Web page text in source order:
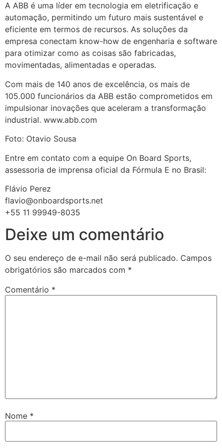
A ABB é uma líder em tecnologia em eletrificação e
automação, permitindo um futuro mais sustentável e
eficiente em termos de recursos. As soluções da
empresa conectam know-how de engenharia e software
para otimizar como as coisas são fabricadas,
movimentadas, alimentadas e operadas.
Com mais de 140 anos de excelência, os mais de
105.000 funcionários da ABB estão comprometidos em
impulsionar inovações que aceleram a transformação
industrial. www.abb.com
Foto: Otavio Sousa
Entre em contato com a equipe On Board Sports,
assessoria de imprensa oficial da Fórmula E no Brasil:
Flávio Perez
flavio@onboardsports.net
+55 11 99949-8035
Deixe um comentário
O seu endereço de e-mail não será publicado. Campos
obrigatórios são marcados com *
Comentário *
Nome *